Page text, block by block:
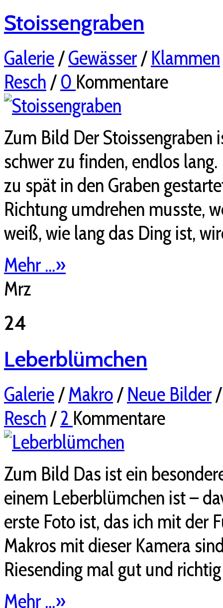
Stoissengraben
Galerie/Gewässer/Klammen
Resch/0 Kommentare
Zum Bild Der Stoissengraben
schwer zu finden, endlos
zu spät in den Graben
Richtung umdrehen musste,
weiß, wie lang das Ding ist,
Mehr ...»
Mrz
24
Leberblümchen
Galerie/Makro/Neue Bilder
Resch/2 Kommentare
Zum Bild Das ist ein
einem Leberblümchen ist –
erste Foto ist, das ich mit der
Makros mit dieser Kamera
Riesending mal gut und
Mehr ...»